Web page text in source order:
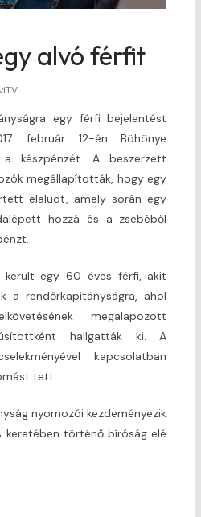
alvó férfit
egy férfi bejelentést
február 12-én Böhönye
készpénzét. A beszerzett
megállapították, hogy egy
elaludt, amely során egy
hozzá és a zsebéből
került egy 60 éves férfi, akit
a rendőrkapitányságra, ahol
megalapozott
hallgatták ki. A
kapcsolatban
tett.
nyomozói kezdeményezik
történő bíróság elé